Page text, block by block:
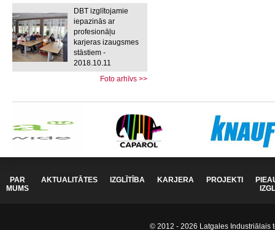
DBT izglītojamie
iepazinās ar
profesionāļu
karjeras izaugsmes
stāstiem -
2018.10.11
Foto arhīvs >>
PAR
MUMS
AKTUALITĀTES IZGLĪTĪBA KARJERA PROJEKTI
© 2012 - 2026 Latgales Industriālais